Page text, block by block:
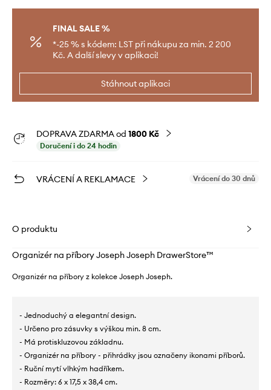
FINAL SALE %
*-25 % s kódem: LST při nákupu za min. 2 200
Kč. A další slevy v aplikaci!
Stáhnout aplikaci
DOPRAVA ZDARMA od 1800 Kč
Doručení i do 24 hodin
VRÁCENÍ A REKLAMACE Vrácení do 30 dnů
O produktu
Organizér na příbory Joseph Joseph DrawerStore™
Organizér na příbory z kolekce Joseph Joseph.
- Jednoduchý a elegantní design.
- Určeno pro zásuvky s výškou min. 8 cm.
- Má protiskluzovou základnu.
- Organizér na příbory - přihrádky jsou označeny ikonami příborů.
- Ruční mytí vlhkým hadříkem.
- Rozměry: 6 x 17,5 x 38,4 cm.